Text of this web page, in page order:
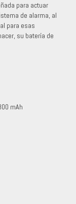
para actuar
de alarma, al
para esas
su batería de
mAh